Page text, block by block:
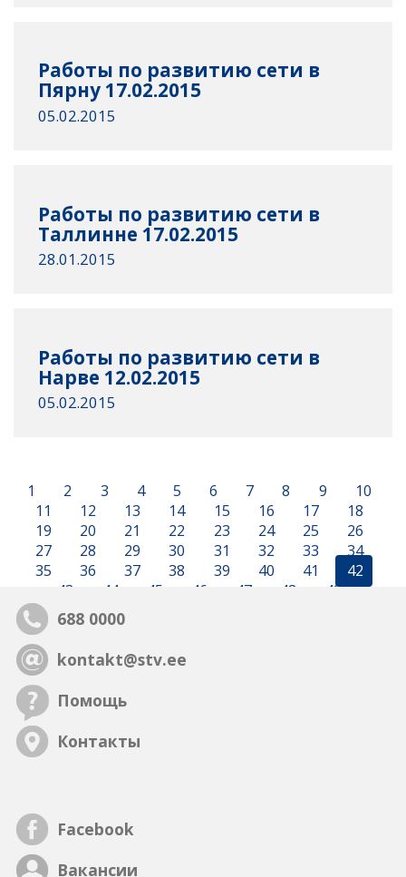
Работы по развитию сети в
Пярну 17.02.2015
05.02.2015
Работы по развитию сети в
Таллинне 17.02.2015
28.01.2015
Работы по развитию сети в
Нарве 12.02.2015
05.02.2015
1 2 3 4 5 6 7 8 9
10
11
12 13 14 15 16 17
18
19
20 21 22 23 24 25
26
27
28 29 30 31 32 33
34
35
36 37 38 39 40 41
42
43
44 45 46 47 48 49
688 0000
kontakt@stv.ee
Помощь
Контакты
Facebook
Вакансии